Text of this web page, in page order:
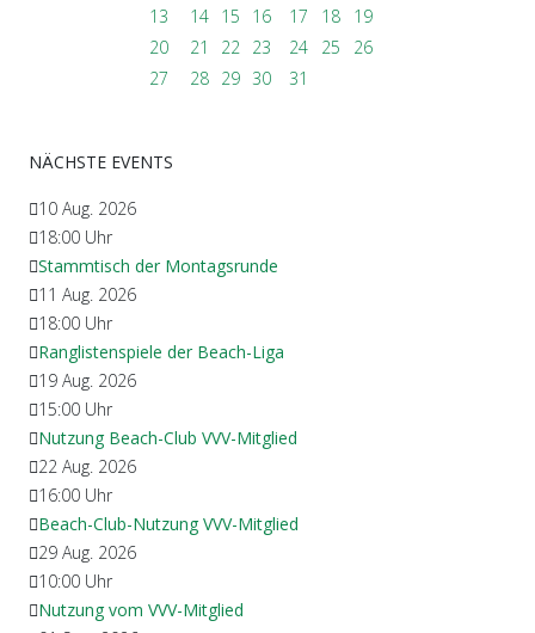
13
14 15 16 17 18
19
20
21 22 23 24 25
26
27
28 29 30 31
NÄCHSTE EVENTS
10 Aug. 2026
18:00 Uhr
Stammtisch der Montagsrunde
11 Aug. 2026
18:00 Uhr
Ranglistenspiele der Beach-Liga
19 Aug. 2026
15:00 Uhr
Nutzung Beach-Club VVV-Mitglied
22 Aug. 2026
16:00 Uhr
Beach-Club-Nutzung VVV-Mitglied
29 Aug. 2026
10:00 Uhr
Nutzung vom VVV-Mitglied